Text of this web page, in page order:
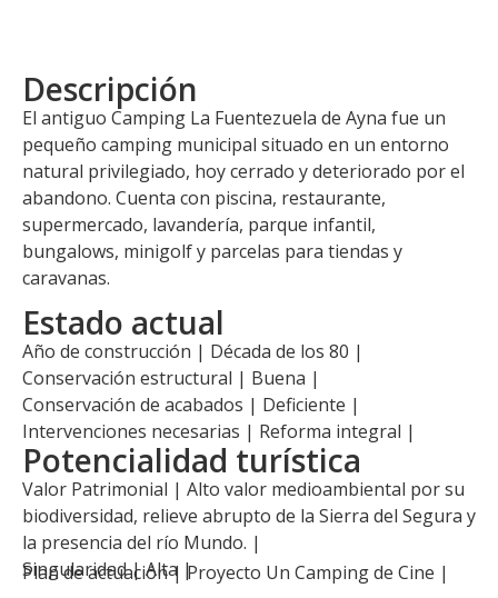
Descripción
El antiguo Camping La Fuentezuela de Ayna fue un
pequeño camping municipal situado en un entorno
natural privilegiado, hoy cerrado y deteriorado por el
abandono. Cuenta con piscina, restaurante,
supermercado, lavandería, parque infantil,
bungalows, minigolf y parcelas para tiendas y
caravanas.
Estado actual
Año de construcción | Década de los 80 |
Conservación estructural | Buena |
Conservación de acabados | Deficiente |
Intervenciones necesarias | Reforma integral |
Potencialidad turística
Valor Patrimonial | Alto valor medioambiental por su
biodiversidad, relieve abrupto de la Sierra del Segura y
la presencia del río Mundo. |
Singularidad | Alta |
Plan de actuación | Proyecto Un Camping de Cine |